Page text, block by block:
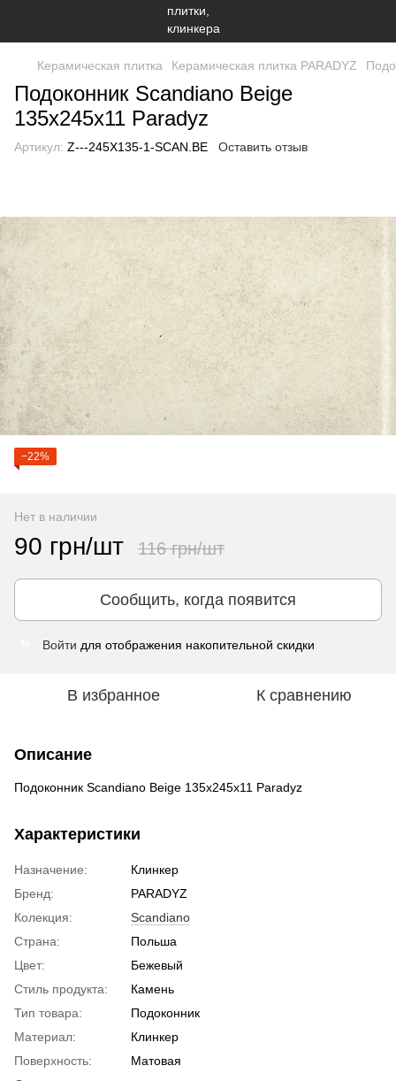
Керамическая плитка Керамическая плитка PARADYZ
Подоконник Scandiano Beige
135x245x11 Paradyz
Артикул: Z---245X135-1-SCAN.BE Оставить отзыв
−22%
Нет в наличии
90 грн/шт 116 грн/шт
Сообщить, когда появится
Войти для отображения накопительной скидки
В избранное К сравнению
Описание
Подоконник Scandiano Beige 135x245x11 Paradyz
Характеристики
Назначение:
Клинкер
Бренд:
PARADYZ
Колекция:
Scandiano
Страна:
Польша
Цвет:
Бежевый
Стиль продукта:
Камень
Тип товара:
Подоконник
Материал:
Клинкер
Поверхность:
Матовая